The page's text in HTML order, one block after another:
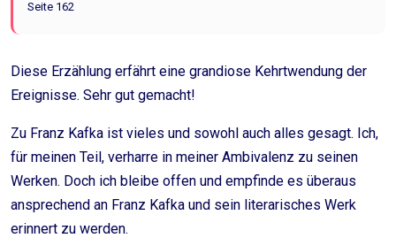
Seite 162
Diese Erzählung erfährt eine grandiose Kehrtwendung der
Ereignisse. Sehr gut gemacht!
Zu Franz Kafka ist vieles und sowohl auch alles gesagt. Ich,
für meinen Teil, verharre in meiner Ambivalenz zu seinen
Werken. Doch ich bleibe offen und empfinde es überaus
ansprechend an Franz Kafka und sein literarisches Werk
erinnert zu werden.